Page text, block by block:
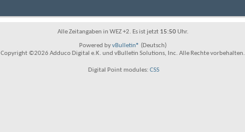
Alle Zeitangaben in WEZ +2. Es ist jetzt 15:50Uhr.
Powered byvBulletin® (Deutsch)
Copyright ©2026 Adduco Digital e.K. und vBulletin Solutions, Inc. Alle Rechte vorbehalten.
Digital Point modules: CSS